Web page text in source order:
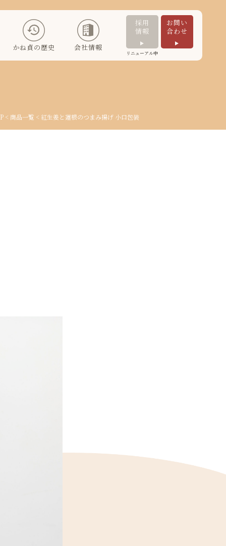
かね貞の歴史 会社情報
採用
情報
リニューアル中
お問い
合わせ
< 商品一覧 < 紅生姜と蓮根のつまみ揚げ 小口包装